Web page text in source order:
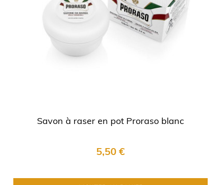
Savon à raser en pot Proraso blanc
5,50 €